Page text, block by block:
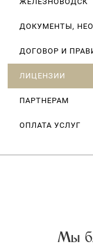
ДОКУМЕНТЫ,
ДОГОВОР И
ЛИЦЕНЗИИ
ПАРТНЕРАМ
ОПЛАТА УСЛУГ
Мы